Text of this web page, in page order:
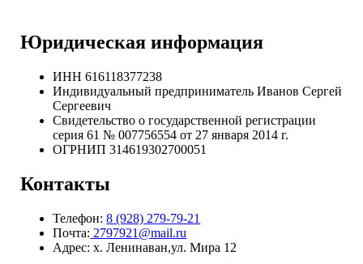
Юридическая информация
ИНН 616118377238
Индивидуальный предприниматель Иванов Сергей
Сергеевич
Свидетельство о государственной регистрации
серия 61 № 007756554 от 27 января 2014 г.
ОГРНИП314619302700051
Контакты
Телефон:8 (928) 279-79-21
Почта: 2797921@mail.ru
Адрес: х. Ленинаван,ул. Мира 12